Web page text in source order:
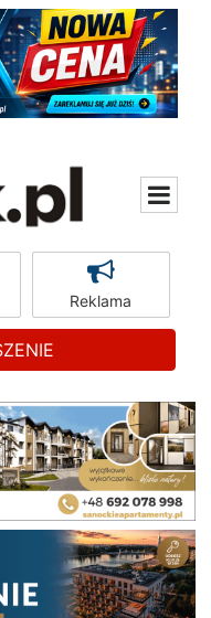
Reklama